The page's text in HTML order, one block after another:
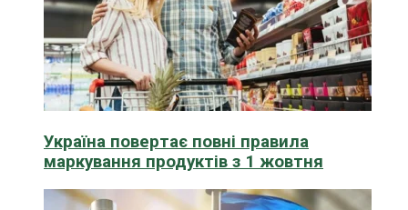
Україна повертає повні правила
маркування продуктів з 1 жовтня